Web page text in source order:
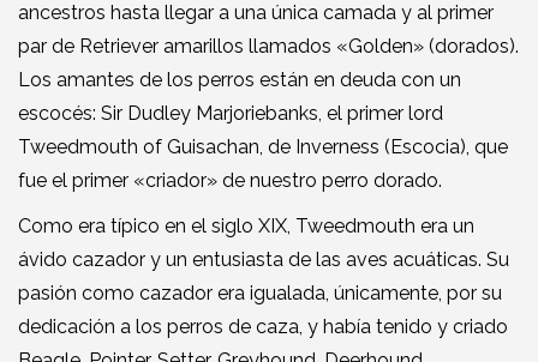
ancestros hasta llegar a una única camada y al primer
par de Retriever amarillos llamados «Golden» (dorados).
Los amantes de los perros están en deuda con un
escocés: Sir Dudley Marjoriebanks, el primer lord
Tweedmouth of Guisachan, de Inverness (Escocia), que
fue el primer «criador» de nuestro perro dorado.
Como era típico en el siglo XIX, Tweedmouth era un
ávido cazador y un entusiasta de las aves acuáticas. Su
pasión como cazador era igualada, únicamente, por su
dedicación a los perros de caza, y había tenido y criado